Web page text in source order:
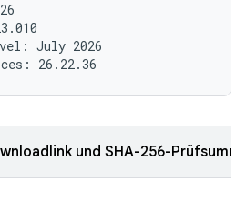
July 2026
und SHA-256-